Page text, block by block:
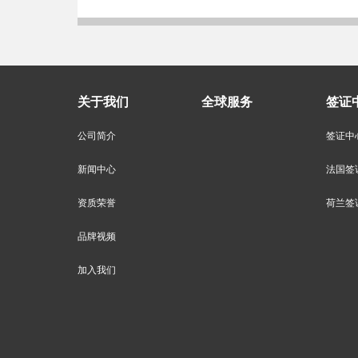
关于我们
公司简介
新闻中心
资质荣誉
品牌视频
加入我们
全球服务 签证
签证中
法国签
荷兰签